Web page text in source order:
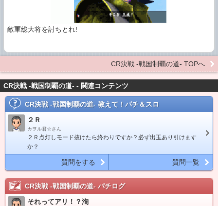
敵軍総大将を討ちとれ!
CR決戦 -戦国制覇の道- TOPへ
CR決戦 -戦国制覇の道- - 関連コンテンツ
CR決戦 -戦国制覇の道- 教えて！パチ＆スロ
２Ｒ
カヲル君☆さん
２Ｒ点灯しモード抜けたら終わりですか？必ず出玉あり引けます
か？
質問をする 質問一覧
CR決戦 -戦国制覇の道- パチログ
それってアリ！？渹